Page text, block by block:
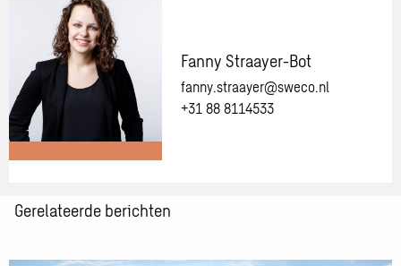
der
Lely
informatie
Fanny
Fanny Straayer-Bot
fanny.straayer@sweco.nl
+31 88 8114533
Gerelateerde berichten